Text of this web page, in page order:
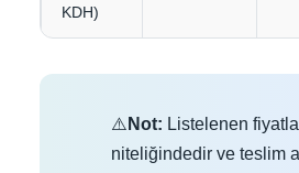
KDH)
⚠️ Not: Listelenen
niteliğindedir ve teslim